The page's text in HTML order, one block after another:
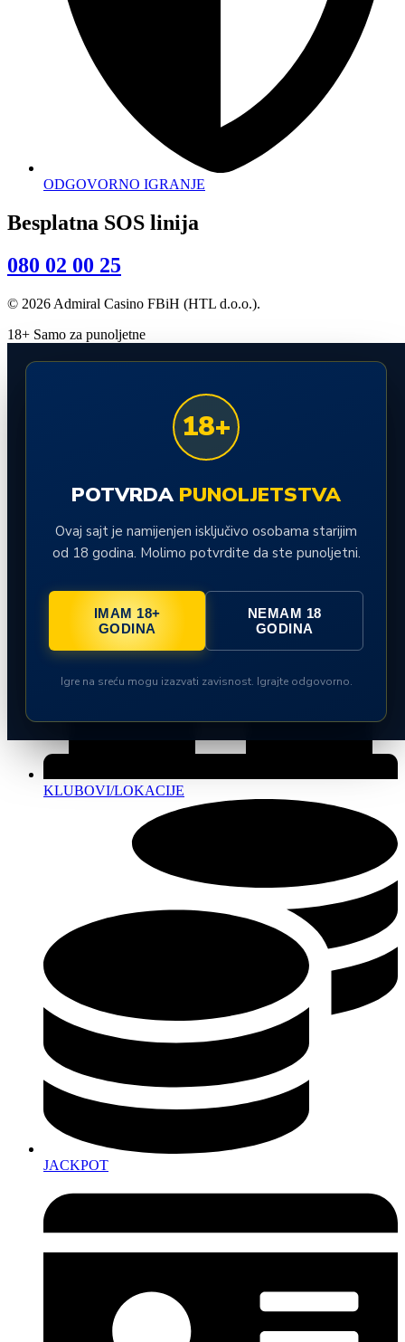
ODGOVORNO IGRANJE
Besplatna SOS linija
080 02 00 25
© 2026 Admiral Casino FBiH (HTL d.o.o.).
18+ Samo za punoljetne
18+
POTVRDA PUNOLJETSTVA
Ovaj sajt je namijenjen isključivo osobama starijim
od 18 godina. Molimo potvrdite da ste punoljetni.
IMAM 18+
GODINA
NEMAM 18
GODINA
Igre na sreću mogu izazvati zavisnost. Igrajte odgovorno.
KLUBOVI/LOKACIJE
JACKPOT